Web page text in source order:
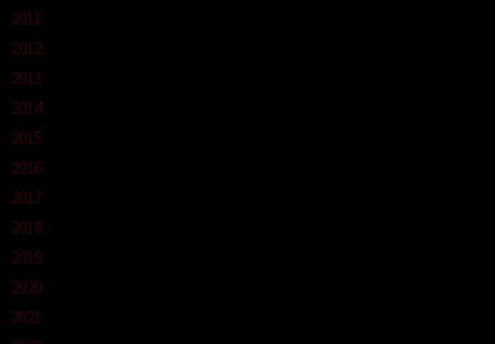
2011
2012
2013
2014
2015
2016
2017
2018
2019
2020
2021